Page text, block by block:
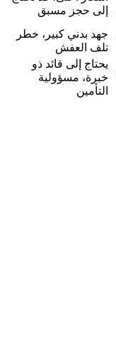
إلى حجز مسبق
جهد بدني كبير، خطر
تلف العفش
يحتاج إلى قائد ذو
خبرة، مسؤولية
التأمين